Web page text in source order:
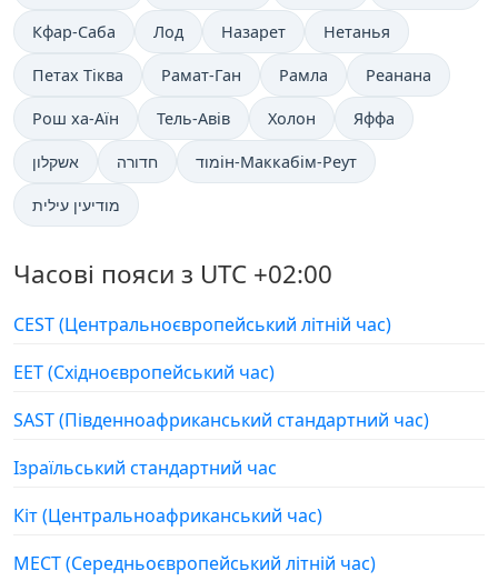
Кфар-Саба Лод Назарет Нетанья
Петах Тіква Рамат-Ган Рамла Реанана
Рош ха-Аїн Тель-Авів Холон Яффа
אשקלון חדורה מודін-Маккабім-Реут
מודיעין עילית
Часові пояси з UTC +02:00
CEST (Центральноєвропейський літній час)
EET (Східноєвропейський час)
SAST (Південноафриканський стандартний час)
Ізраїльський стандартний час
Кіт (Центральноафриканський час)
МЕСТ (Середньоєвропейський літній час)